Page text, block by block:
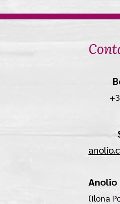
Bel
Anolio
(Ilona